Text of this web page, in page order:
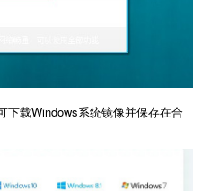
下载Windows系统镜像并保存在合